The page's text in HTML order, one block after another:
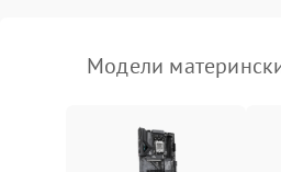
Модели